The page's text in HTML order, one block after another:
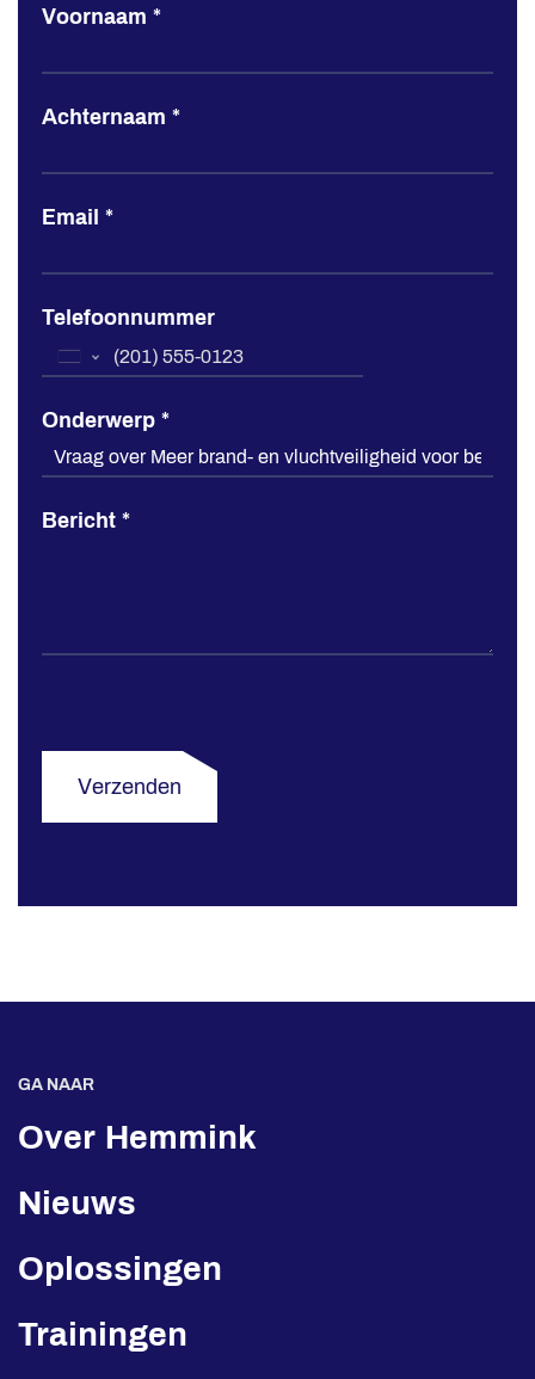
Voornaam *
Achternaam *
Email *
Telefoonnummer
United
Onderwerp *
Bericht *
Verzenden
GA NAAR
Over Hemmink
Nieuws
Oplossingen
Trainingen